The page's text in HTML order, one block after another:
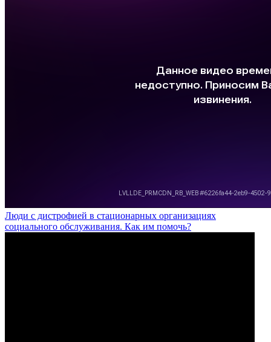
Люди с дистрофией в стационарных организациях
социального обслуживания. Как им помочь?